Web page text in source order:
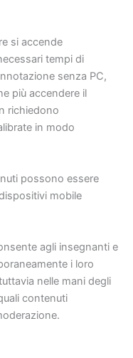
si accende
tempi di
senza PC,
più accendere il
richiedono
in modo
possono essere
mobile
agli insegnanti e
i loro
nelle mani degli
contenuti